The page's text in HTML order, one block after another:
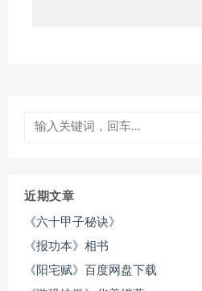
近期文章
《六十甲子秘诀》
《报功本》相书
《阳宅赋》百度网盘下载